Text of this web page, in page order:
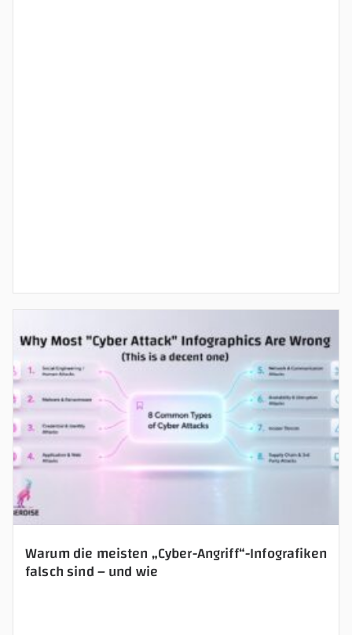
Warum die meisten „Cyber-Angriff“-Infografiken
falsch sind – und wie